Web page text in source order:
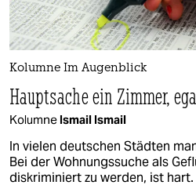
Kolumne Im Augenblick
Hauptsache ein Zimmer,
Kolumne Ismail Ismail
In vielen deutschen Städten
Bei der Wohnungssuche als
diskriminiert zu werden, ist hart.